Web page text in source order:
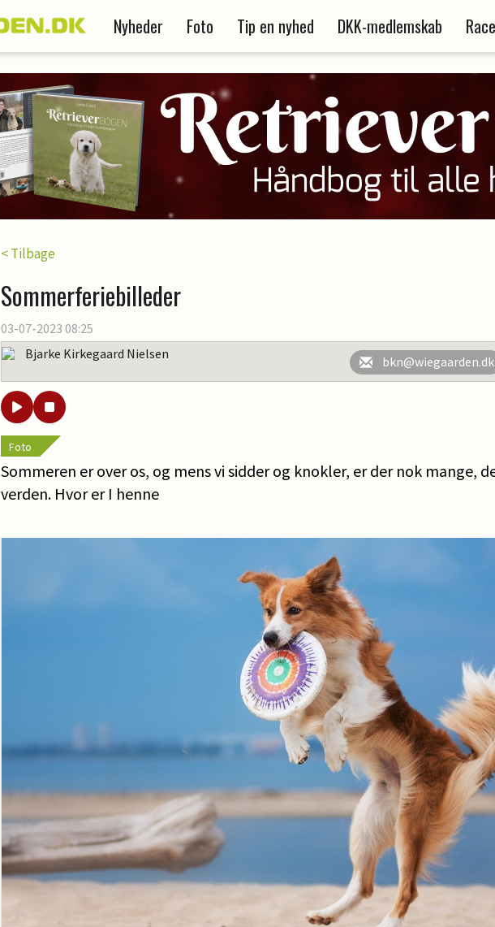
Nyheder Foto Tip en nyhed DKK-medlemskab
< Tilbage
Sommerferiebilleder
03-07-2023 08:25
Bjarke Kirkegaard Nielsen
bkn@wiegaarden.dk
Foto
Sommeren er over os, og mens vi sidder og knokler, er der nok mange,
verden. Hvor er I henne